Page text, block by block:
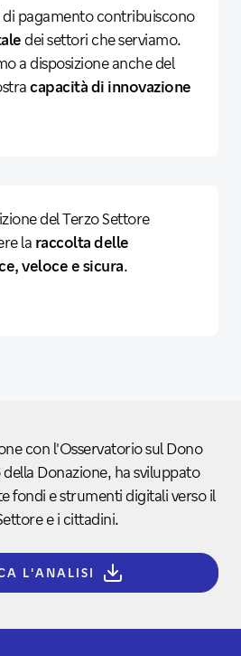
di pagamento contribuiscono
dei settori che serviamo.
a disposizione anche del
capacità di innovazione
del Terzo Settore
la raccolta delle
veloce e sicura.
con l'Osservatorio sul Dono
Donazione, ha sviluppato
fondi e strumenti digitali verso il
e i cittadini.
L'ANALISI